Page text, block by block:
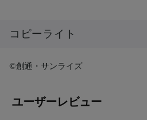
コピーライト
©創通・サンライズ
ユーザーレビュー